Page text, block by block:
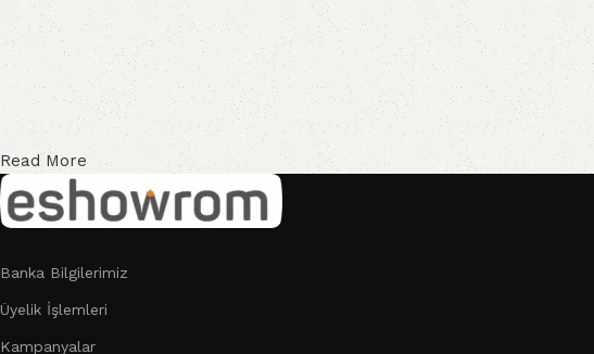
Read More
Banka Bilgilerimiz
Üyelik İşlemleri
Kampanyalar